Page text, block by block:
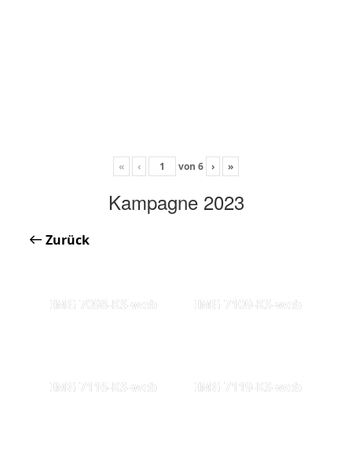
« ‹ von 6 › »
Kampagne 2023
Zurück
IMG 7098-KS-web IMG 7109-KS-web
IMG 7116-KS-web IMG 7119-KS-web